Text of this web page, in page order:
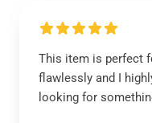
This item is perfect
flawlessly and I
looking for